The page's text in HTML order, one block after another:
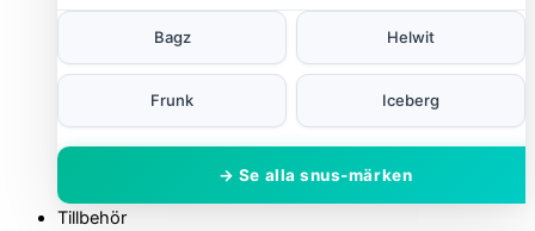
Bagz Helwit
Frunk Iceberg
→ Se alla snus-märken
Tillbehör